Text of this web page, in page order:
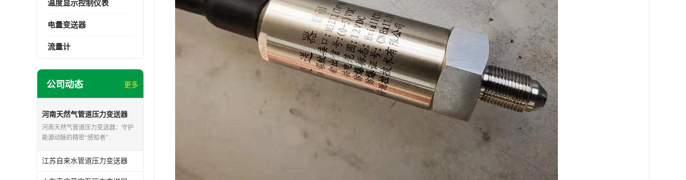
温度显示控制仪表
电量变送器
流量计
公司动态 更多
河南天然气管道压力变送器
河南天然气管道压力变送器：守护
能源动脉的精密“感知者”..
江苏自来水管道压力变送器